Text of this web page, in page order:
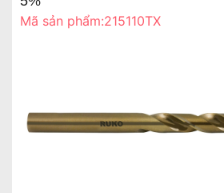
Mã sản phẩm:215110TX